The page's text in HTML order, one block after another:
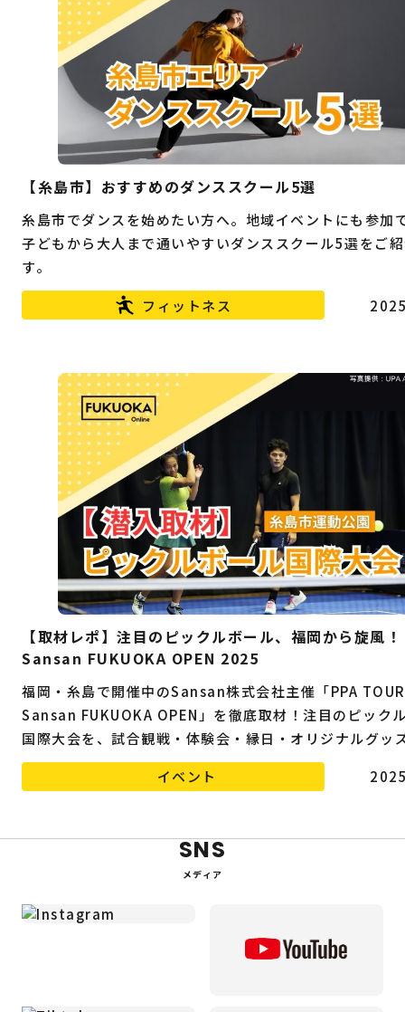
【糸島市】おすすめのダンススクール5選
糸島市でダンスを始めたい方へ。地域イベントにも参加
子どもから大人まで通いやすいダンススクール5選をご
す。
フィットネス
【取材レポ】注目のピックルボール、福岡から旋風！
Sansan FUKUOKA OPEN 2025
福岡・糸島で開催中のSansan株式会社主催「PPA
Sansan FUKUOKA OPEN」を徹底取材！注目のピック
国際大会を、試合観戦・体験会・縁日・オリジナルグッ
しめる一大イベントとして詳しくお届けします。
イベント
SNS
メディア